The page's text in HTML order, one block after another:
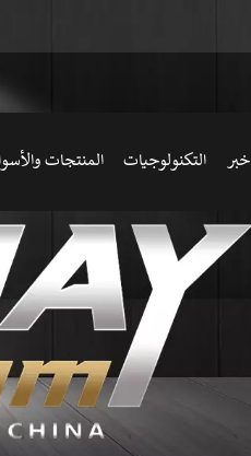
المنتجات التكنولوجيات خبر